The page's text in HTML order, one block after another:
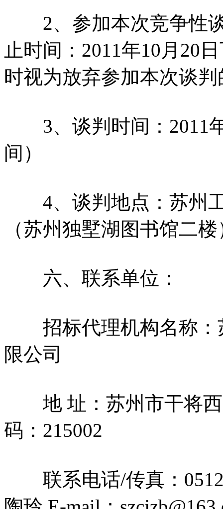
2、参加本次竞争性谈
止时间：2011年10月20
时视为放弃参加本次谈
3、谈判时间：2011年
间）
4、谈判地点：苏州工
（苏州独墅湖图书馆二楼
六、联系单位：
招标代理机构名称：
限公司
地 址：苏州市干将西
码：215002
联系电话/传真：0512-